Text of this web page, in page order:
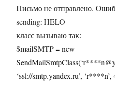
Письмо не отправлено.
sending: HELO
класс вызываю так:
$mailSMTP = new
‘ssl://smtp.yandex.ru’, ‘r****n’,